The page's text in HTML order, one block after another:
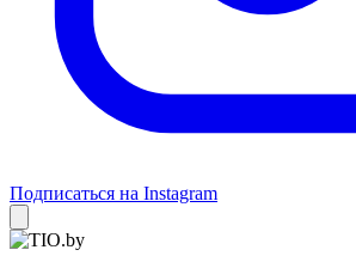
Подписаться на Instagram